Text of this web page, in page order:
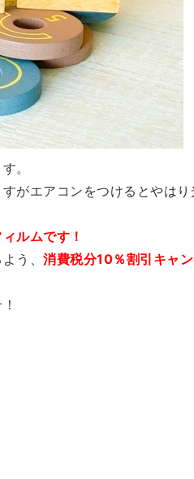
。
がエアコンをつけるとやはり
ルムです！
う、 消費税分10％割引キャ